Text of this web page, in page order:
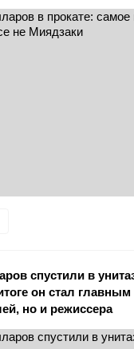
спустили в
он стал
но и режиссера